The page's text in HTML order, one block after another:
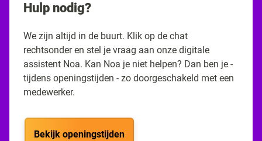
Hulp nodig?
We zijn altijd in de buurt. Klik op de chat
rechtsonder en stel je vraag aan onze digitale
assistent Noa. Kan Noa je niet helpen? Dan ben je -
tijdens openingstijden - zo doorgeschakeld met een
medewerker.
Bekijk openingstijden